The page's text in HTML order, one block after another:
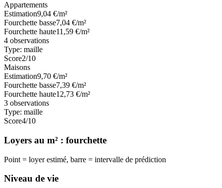
Appartements
Estimation9,04 €/m²
Fourchette basse7,04 €/m²
Fourchette haute11,59 €/m²
4 observations
Type: maille
Score2/10
Maisons
Estimation9,70 €/m²
Fourchette basse7,39 €/m²
Fourchette haute12,73 €/m²
3 observations
Type: maille
Score4/10
Loyers au m² : fourchette
Point = loyer estimé, barre = intervalle de prédiction
Niveau de vie